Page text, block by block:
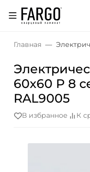
Главная
60x60 P 8
RAL9005
В избранное К